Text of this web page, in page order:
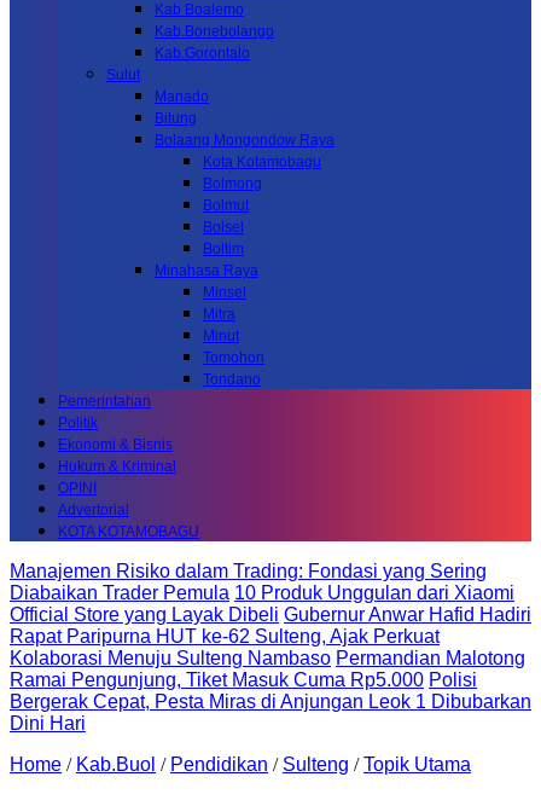
Kab Boalemo
Kab.Bonebolango
Kab.Gorontalo
Sulut
Manado
Bitung
Bolaang Mongondow Raya
Kota Kotamobagu
Bolmong
Bolmut
Bolsel
Boltim
Minahasa Raya
Minsel
Mitra
Minut
Tomohon
Tondano
Pemerintahan
Politik
Ekonomi & Bisnis
Hukum & Kriminal
OPINI
Advertorial
KOTA KOTAMOBAGU
Manajemen Risiko dalam Trading: Fondasi yang Sering
Diabaikan Trader Pemula 10 Produk Unggulan dari Xiaomi
Official Store yang Layak Dibeli Gubernur Anwar Hafid Hadiri
Rapat Paripurna HUT ke-62 Sulteng, Ajak Perkuat
Kolaborasi Menuju Sulteng Nambaso Permandian Malotong
Ramai Pengunjung, Tiket Masuk Cuma Rp5.000 Polisi
Bergerak Cepat, Pesta Miras di Anjungan Leok 1 Dibubarkan
Dini Hari
Home / Kab.Buol / Pendidikan / Sulteng /Topik Utama